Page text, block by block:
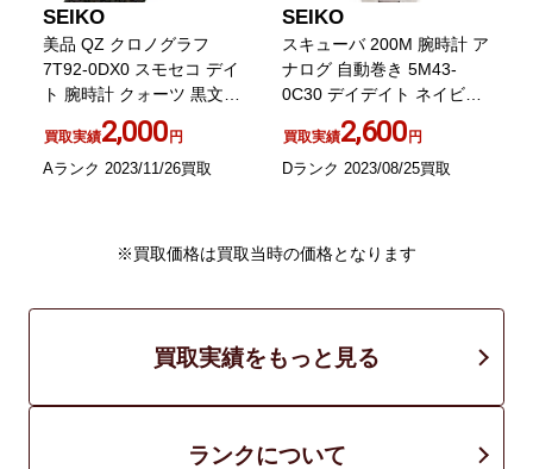
SEIKO
美品 QZ クロノグラフ
7T92-0DX0 スモセコ デイ
ト 腕時計 クォーツ 黒文字
盤 シルバーカラーケース ナ
イロンベルト
買取実績2,000円
Aランク 2023/11/26買取
SEIKO
スキューバ 200M 腕時計 ア
ナログ 自動巻き 5M43-
0C30 デイデイト ネイビー
文字盤 シルバーカラー ジャ
ンク
買取実績2,600円
Dランク 2023/08/25買取
※買取価格は買取当時の価格となります
買取実績をもっと見る
ランクについて